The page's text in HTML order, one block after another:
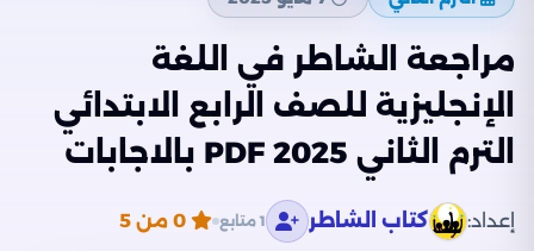
مراجعة الشاطر في اللغة
الإنجليزية للصف الرابع الابتدائي
الترم الثاني 2025 PDF بالاجابات
إعداد: كتاب الشاطر 1 متابع 0 من 5